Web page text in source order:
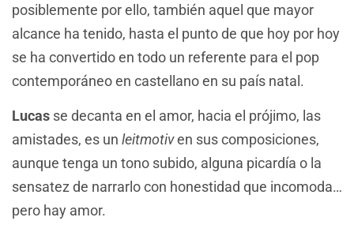
posiblemente por ello, también aquel que mayor
alcance ha tenido, hasta el punto de que hoy por hoy
se ha convertido en todo un referente para el pop
contemporáneo en castellano en su país natal.
Lucas se decanta en el amor, hacia el prójimo, las
amistades, es un leitmotiven sus composiciones,
aunque tenga un tono subido, alguna picardía o la
sensatez de narrarlo con honestidad que incomoda…
pero hay amor.